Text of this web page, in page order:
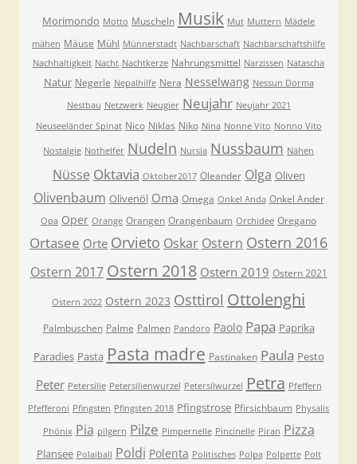
Morimondo Motto Muscheln Musik Mut Muttern Mädele
mähen Mäuse Mühl Münnerstadt Nachbarschaft Nachbarschaftshilfe
Nachhaltigkeit Nacht Nachtkerze Nahrungsmittel Narzissen Natascha
Natur Negerle Nepalhilfe Nera Nesselwang Nessun Dorma
Nestbau Netzwerk Neugier Neujahr Neujahr 2021
Neuseeländer Spinat Nico Niklas Niko Nina Nonne Vito Nonno Vito
Nostalgie Nothelfer Nudeln Nursia Nussbaum Nähen
Nüsse Oktavia Oktober2017 Oleander Olga Oliven
Olivenbaum Olivenöl Oma Omega Onkel Anda Onkel Ander
Opa Oper Orange Orangen Orangenbaum Orchidee Oregano
Ortasee Orte Orvieto Oskar Ostern Ostern 2016
Ostern 2017 Ostern 2018 Ostern 2019 Ostern 2021
Ostern 2022 Ostern 2023 Osttirol Ottolenghi
Palmbuschen Palme Palmen Pandoro Paolo Papa Paprika
Paradies Pasta Pasta madre Pastinaken Paula Pesto
Peter Petersilie Petersilienwurzel Petersilwurzel Petra Pfeffern
Pfefferoni Pfingsten Pfingsten 2018 Pfingstrose Pfirsichbaum Physalis
Phönix Pia pilgern Pilze Pimpernelle Pincinelle Piran Pizza
Plansee Polaiball Poldi Polenta Politisches Polpa Polpette Polt